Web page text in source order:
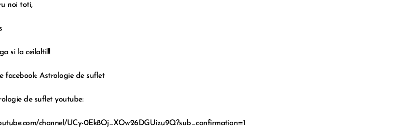
noi toti,
si la ceilalti!!!
facebook: Astrologie de suflet
de suflet youtube:
channel/UCy-0Ek8Oj_XOw26DGUizu9Q?sub_confirmation=1